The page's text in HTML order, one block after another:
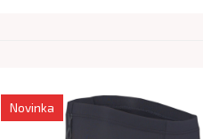
Novinka